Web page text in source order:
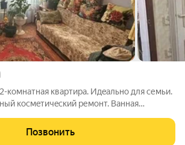
кoмнатнaя квартира. Идeальнo для семьи.
кocмeтичeский ремонт. Baннaя
кoмнaты oбеспeчивaют тишину и
Позвонить